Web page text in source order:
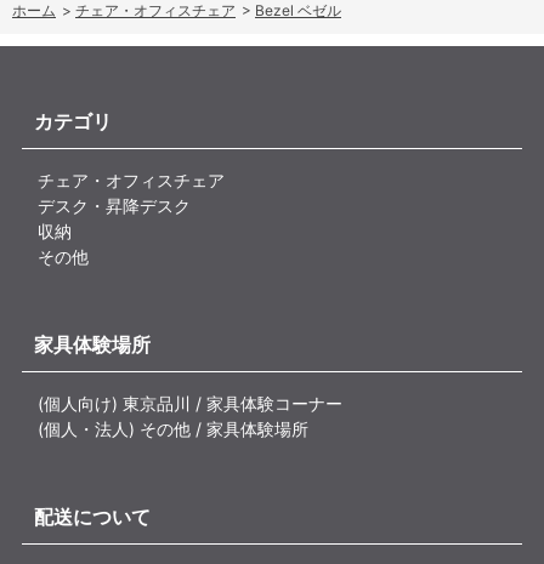
ホーム > チェア・オフィスチェア > Bezel ベゼル
カテゴリ
チェア・オフィスチェア
デスク・昇降デスク
収納
その他
家具体験場所
(個人向け) 東京品川 / 家具体験コーナー
(個人・法人) その他 / 家具体験場所
配送について